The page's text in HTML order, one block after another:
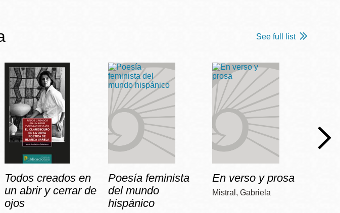
See full list
Todos creados en
un abrir y cerrar de
ojos
Poesía feminista
del mundo
hispánico
En verso y prosa
Mistral, Gabriela